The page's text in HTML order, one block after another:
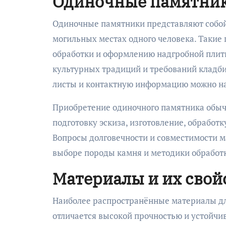
Одиночные памятники представляют собой изделия моноформатного типа, устанавливаемые на
могильных местах одного человека.
обработки и оформлению надгробной
культурных традиций и требований
листы и контактную информацию можно
Приобретение одиночного памятника
подготовку эскиза, изготовление,
Вопросы долговечности и совместимости
выборе породы камня и методики
Материалы и их
Наиболее распространённые материалы
отличается высокой прочностью и